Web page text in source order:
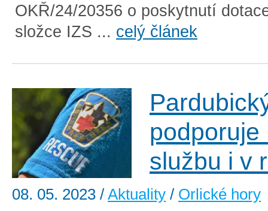
OKŘ/24/20356 o poskytnutí
složce IZS ... celý článek
podporuje
službu i v
08. 05. 2023 / Aktuality / Orlické hory